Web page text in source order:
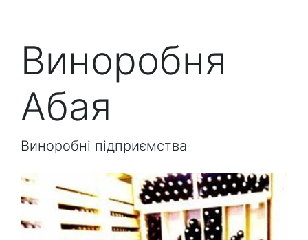
Виноробня
Абая
Виноробні підприємства